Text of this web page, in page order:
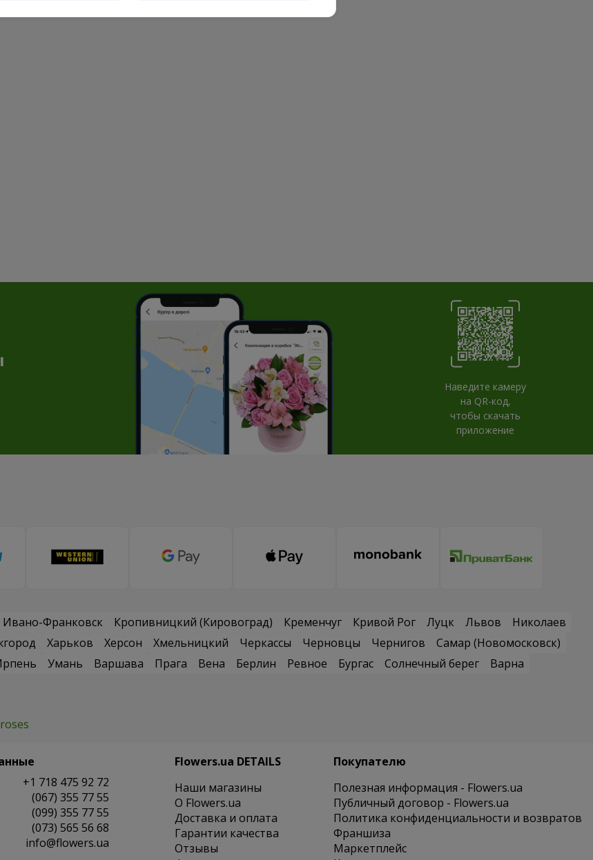
Наведите камеру
на QR-код,
чтобы скачать
приложение
Ивано-Франковск Кропивницкий (Кировоград) Кременчуг Кривой Рог Луцк Львов
Николаев
Харьков Херсон Хмельницкий Черкассы Черновцы Чернигов
Самар (Новомосковск)
Умань Варшава Прага Вена Берлин Ревное Бургас Солнечный берег
Варна
+1 718 475 92 72
(067) 355 77 55
(099) 355 77 55
(073) 565 56 68
info@flowers.ua
Flowers.ua DETAILS
Наши магазины
O Flowers.ua
Доставка и оплата
Гарантии качества
Отзывы
Покупателю
Полезная информация - Flowers.ua
Публичный договор - Flowers.ua
Политика конфиденциальности и возвратов
Франшиза
Маркетплейс